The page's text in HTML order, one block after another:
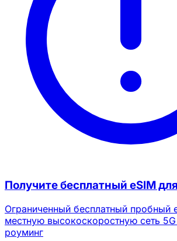
Получите бесплатный eSIM
Ограниченный бесплатный пробный
местную высокоскоростную сеть 5G
роуминг